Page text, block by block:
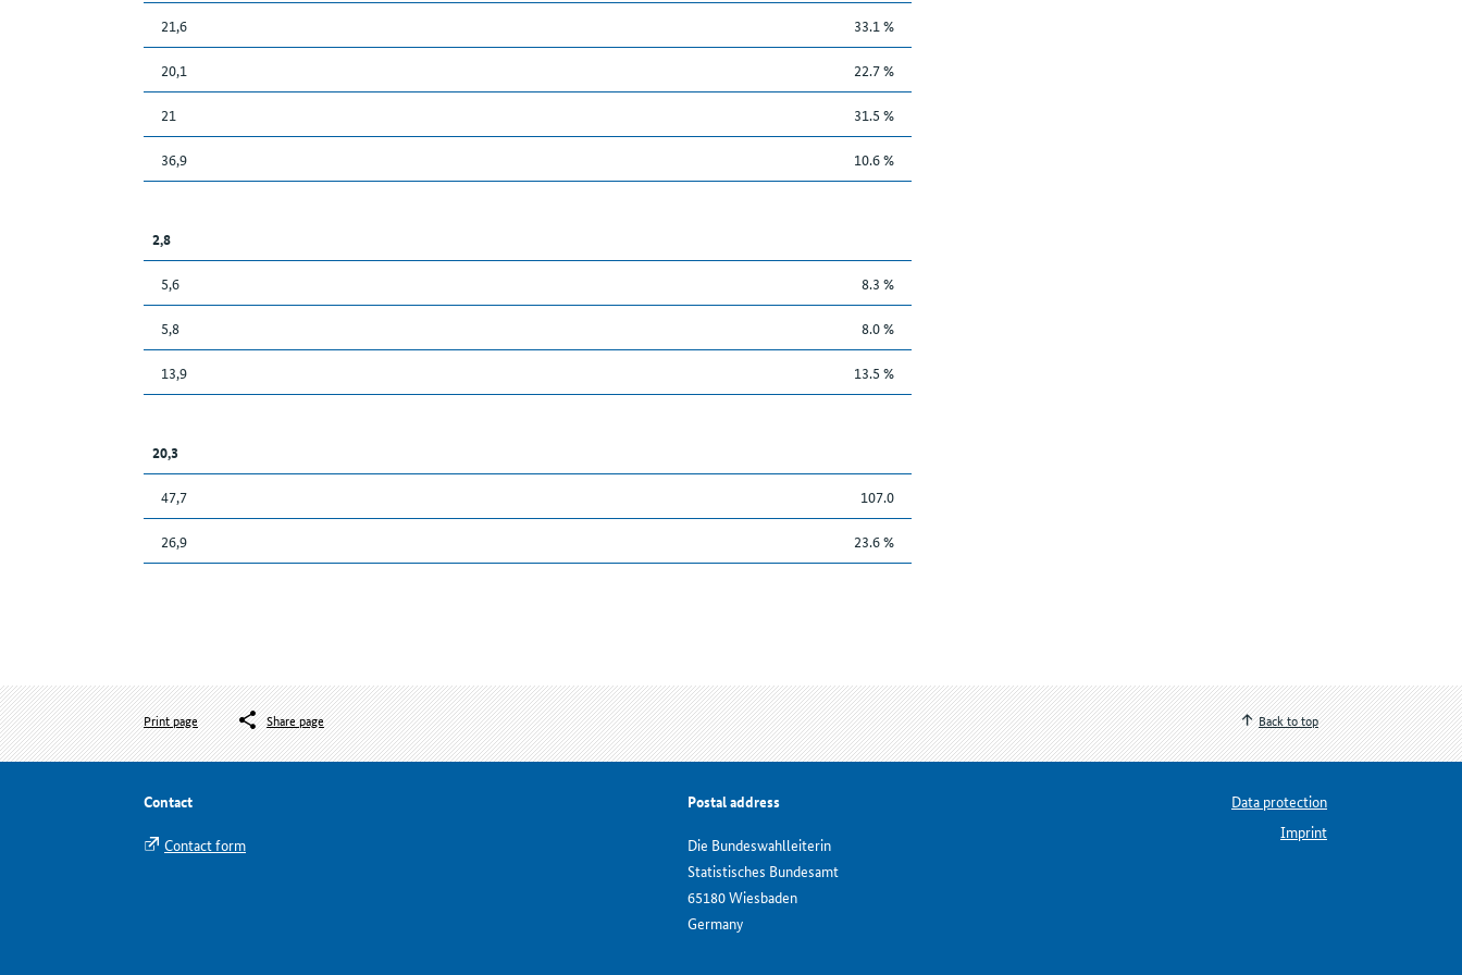
21,6 33.1 %
20,1 22.7 %
21 31.5 %
36,9 10.6 %
2,8
5,6 8.3 %
5,8 8.0 %
13,9 13.5 %
20,3
47,7 107.0
26,9 23.6 %
Print page Share page Back to top
Contact
Contact form
Postal address
Die Bundeswahlleiterin
Statistisches Bundesamt
65180 Wiesbaden
Germany
Data protection
Imprint